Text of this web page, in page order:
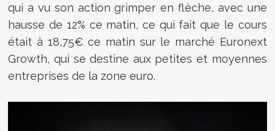
qui a vu son action grimper en flèche, avec une
hausse de 12% ce matin, ce qui fait que le cours
était à 18,75€ ce matin sur le marché Euronext
Growth, qui se destine aux petites et moyennes
entreprises de la zone euro.